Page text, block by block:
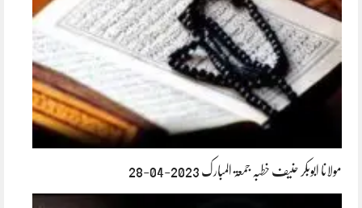
مولانا ابوبکر حنیف خطبہ جمعۃ المبارک 2023-04-28